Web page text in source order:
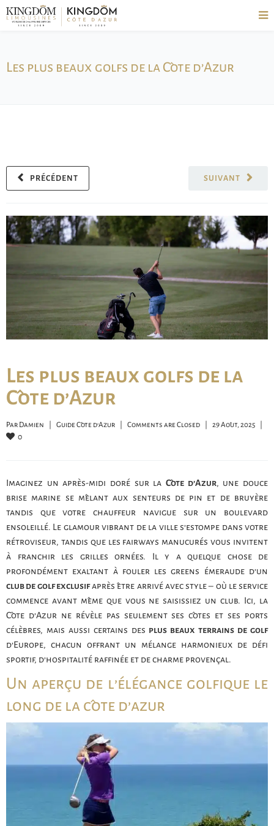
Les plus beaux golfs de la Côte d’Azur
SUIVANT
PRÉCÉDENT
Les plus beaux golfs de la
Côte d’Azur
Par Damien Guide Côte d'Azur Comments are Closed 29 Août, 2025
0
Imaginez un après-midi doré sur la Côte d’Azur, une douce
brise marine se mêlant aux senteurs de pin et de bruyère
tandis que votre chauffeur navigue sur un boulevard
ensoleillé. Le glamour vibrant de la ville s’estompe dans votre
rétroviseur, tandis que les fairways manucurés vous invitent
à franchir les grilles ornées. Il y a quelque chose de
profondément exaltant à fouler les greens émeraude d’un
club de golf exclusifaprès être arrivé avec style – où le service
commence avant même que vous ne saisissiez un club. Ici, la
Côte d’Azur ne révèle pas seulement ses côtes et ses ports
célèbres, mais aussi certains des plus beaux terrains de golf
d’Europe, chacun offrant un mélange harmonieux de défi
sportif, d’hospitalité raffinée et de charme provençal.
Un aperçu de l’élégance golfique le
long de la côte d’azur